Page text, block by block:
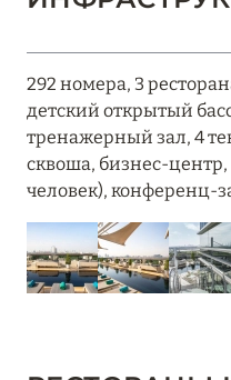
292 номера, 3
детский открытый
тренажерный зал, 4
сквоша, бизнес-
человек), конференц-